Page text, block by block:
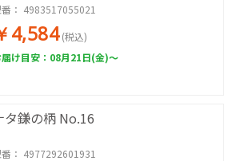
： 4983517055021
4,584 (税込)
届け目安：08月21日(金)～
タ鎌の柄 No.16
： 4977292601931